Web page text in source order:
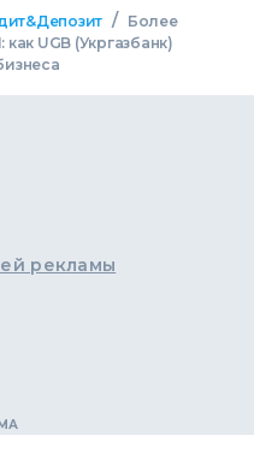
/
Более
UGB (Укргазбанк)
рекламы